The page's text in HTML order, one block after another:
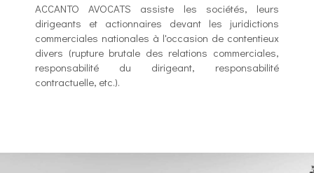
ACCANTO AVOCATS assiste les sociétés, leurs
dirigeants et actionnaires devant les juridictions
commerciales nationales à l'occasion de contentieux
divers (rupture brutale des relations commerciales,
responsabilité du dirigeant, responsabilité
contractuelle, etc.).